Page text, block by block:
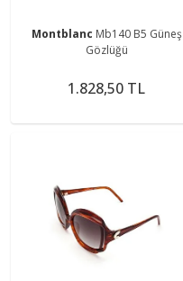
Montblanc Mb140 B5 Güneş
Gözlüğü
1.828,50 TL